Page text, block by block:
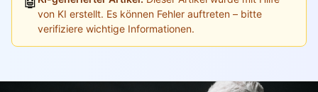
von KI erstellt. Es können Fehler auftreten – bitte
verifiziere wichtige Informationen.